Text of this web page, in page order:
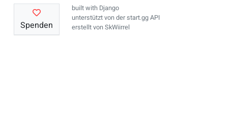
Spenden
built with Django
unterstützt von derstart.gg API
erstellt vonSkWiirrel